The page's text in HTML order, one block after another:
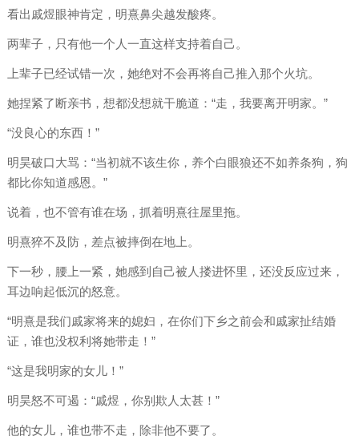
看出戚煜眼神肯定，明熹鼻尖越发酸疼。
两辈子，只有他一个人一直这样支持着自己。
上辈子已经试错一次，她绝对不会再将自己推入那个火坑。
她捏紧了断亲书，想都没想就干脆道：“走，我要离开明家。”
“没良心的东西！”
明昊破口大骂：“当初就不该生你，养个白眼狼还不如养条狗，狗
都比你知道感恩。”
说着，也不管有谁在场，抓着明熹往屋里拖。
明熹猝不及防，差点被摔倒在地上。
下一秒，腰上一紧，她感到自己被人搂进怀里，还没反应过来，
耳边响起低沉的怒意。
“明熹是我们戚家将来的媳妇，在你们下乡之前会和戚家扯结婚
证，谁也没权利将她带走！”
“这是我明家的女儿！”
明昊怒不可遏：“戚煜，你别欺人太甚！”
他的女儿，谁也带不走，除非他不要了。